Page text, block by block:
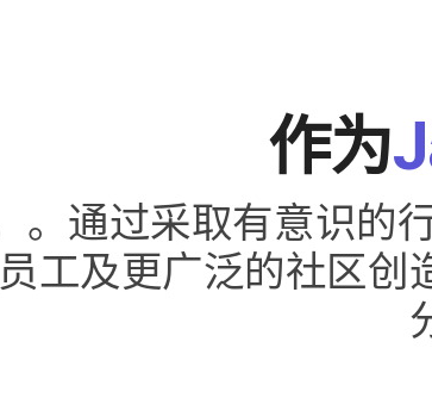
作为
。​通过​采取​有​意识​的​
员工​及​更​广泛​的​社区​创